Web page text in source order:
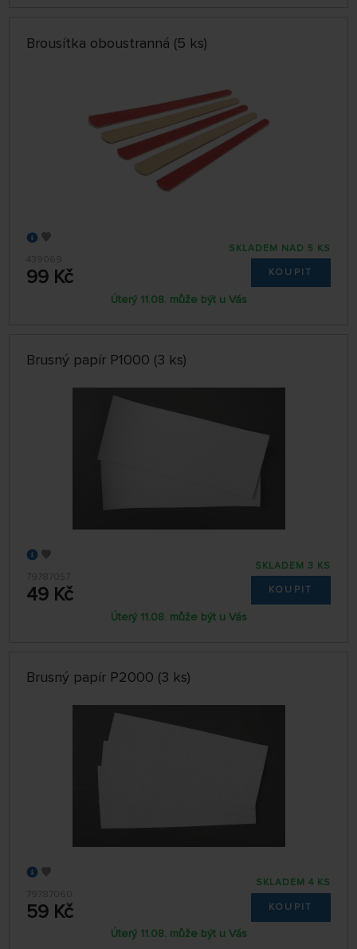
Brousítka oboustranná (5 ks)
439069
99 Kč
SKLADEM NAD 5 KS
KOUPIT
Úterý 11.08. může být u Vás
Brusný papír P1000 (3 ks)
79787057
49 Kč
SKLADEM 3 KS
KOUPIT
Úterý 11.08. může být u Vás
Brusný papír P2000 (3 ks)
79787060
59 Kč
SKLADEM 4 KS
KOUPIT
Úterý 11.08. může být u Vás